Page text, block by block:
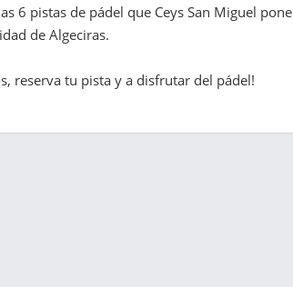
6 pistas de pádel que Ceys San Miguel pone
de Algeciras.
reserva tu pista y a disfrutar del pádel!